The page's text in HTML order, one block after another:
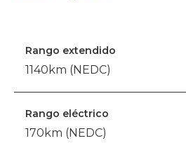
Rango extendido
1140km (NEDC)
Rango eléctrico
170km (NEDC)